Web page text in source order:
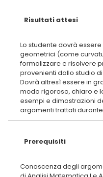
Risultati attesi
Lo studente dovrà
geometrici (come
formalizzare e risolvere
provenienti dallo studio
Dovrà altresì essere in
modo rigoroso, chiaro e
esempi e dimostrazioni
Prerequisiti
Conoscenza degli